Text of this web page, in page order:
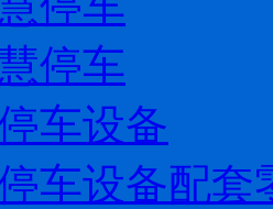
停车
车设备
车设备配套